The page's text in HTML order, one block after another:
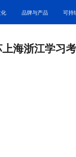
品牌与产品 可持
海浙江学习